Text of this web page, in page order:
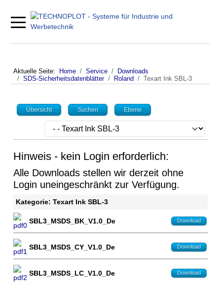
Mobile Menu Toggle
Aktuelle Seite: Home Service
Downloads
SDS-Sicherheitsdatenblätter
Roland Texart Ink SBL-3
Übersicht Suchen Ebene
Hinweis - kein Login erforderlich:
Alle Downloads stellen wir derzeit ohne
Login uneingeschränkt zur Verfügung.
Kategorie: Texart Ink SBL-3
SBL3_MSDS_BK_V1.0_De Download
SBL3_MSDS_CY_V1.0_De Download
SBL3_MSDS_LC_V1.0_De Download